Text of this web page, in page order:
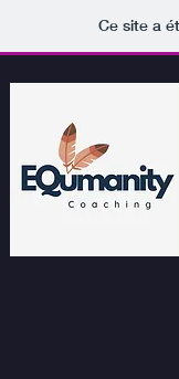
Ce site a